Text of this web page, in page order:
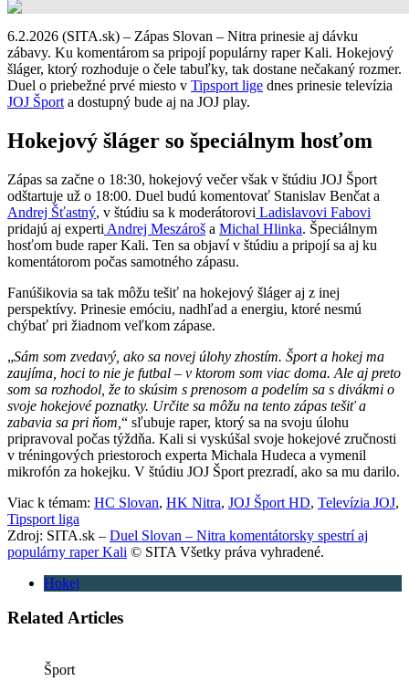
6.2.2026 (SITA.sk) – Zápas Slovan – Nitra prinesie aj dávku
zábavy. Ku komentárom sa pripojí populárny raper Kali. Hokejový
šláger, ktorý rozhoduje o čele tabuľky, tak dostane nečakaný rozmer.
Duel o priebežné prvé miesto v Tipsport lige dnes prinesie televízia
JOJ Šport a dostupný bude aj na JOJ play.
Hokejový šláger so špeciálnym hosťom
Zápas sa začne o 18:30, hokejový večer však v štúdiu JOJ Šport
odštartuje už o 18:00. Duel budú komentovať Stanislav Benčat a
Andrej Šťastný, v štúdiu sa k moderátorovi Ladislavovi Fabovi
pridajú aj experti Andrej Meszároš a Michal Hlinka. Špeciálnym
hosťom bude raper Kali. Ten sa objaví v štúdiu a pripojí sa aj ku
komentátorom počas samotného zápasu.
Fanúšikovia sa tak môžu tešiť na hokejový šláger aj z inej
perspektívy. Prinesie emóciu, nadhľad a energiu, ktoré nesmú
chýbať pri žiadnom veľkom zápase.
„Sám som zvedavý, ako sa novej úlohy zhostím. Šport a hokej ma
zaujíma, hoci to nie je futbal – v ktorom som viac doma. Ale aj preto
som sa rozhodol, že to skúsim s prenosom a podelím sa s divákmi o
svoje hokejové poznatky. Určite sa môžu na tento zápas tešiť a
zabavia sa pri ňom, “ sľubuje raper, ktorý sa na svoju úlohu
pripravoval počas týždňa. Kali si vyskúšal svoje hokejové zručnosti
v tréningových priestoroch experta Michala Hudeca a vymenil
mikrofón za hokejku. V štúdiu JOJ Šport prezradí, ako sa mu darilo.
Viac k témam: HC Slovan, HK Nitra, JOJ Šport HD, Televízia JOJ,
Tipsport liga
Zdroj: SITA.sk – Duel Slovan – Nitra komentátorsky spestrí aj
populárny raper Kali © SITA Všetky práva vyhradené.
Hokej
Related Articles
Šport